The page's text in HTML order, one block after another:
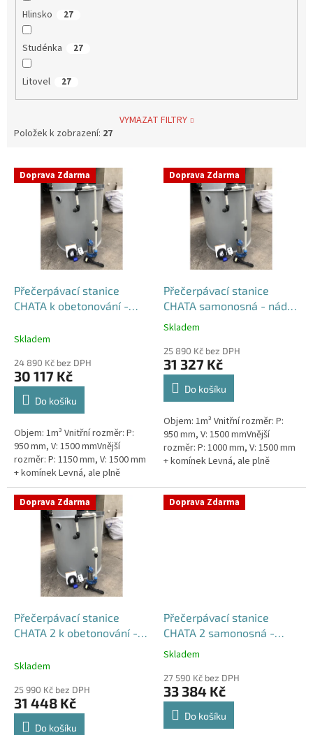
Hlinsko 27
Studénka 27
Litovel 27
VYMAZAT FILTRY
Položek k zobrazení: 27
V Doprava Zdarma
Přečerpávací stanice
CHATA k obetonování -
Skladem
24 890 Kč bez DPH
30 117 Kč
Do košíku
Objem: 1m³ Vnitřní rozměr: P:
950 mm, V: 1500 mmVnější
rozměr: P: 1150 mm, V: 1500 mm
+ komínek Levná, ale plně
funkční přečerpávací stanice
určená k chatám, zahradám,
sklepům,...
Doprava Zdarma
Přečerpávací stanice
CHATA samonosná - nádrž
1m3
Průměrné
produktu
je
5,0
hvězdiček.
Skladem
25 890 Kč bez DPH
31 327 Kč
Do košíku
Objem: 1m³ Vnitřní rozměr: P:
950 mm, V: 1500 mmVnější
rozměr: P: 1000 mm, V: 1500 mm
+ komínek Levná, ale plně
určená k chatám, zahradám,
sklepům,...
Doprava Zdarma
Přečerpávací stanice
CHATA 2 k obetonování -
Skladem
25 990 Kč bez DPH
31 448 Kč
Do košíku
Doprava Zdarma
Přečerpávací stanice
CHATA 2 samonosná -
nádrž 1,5m3
Průměrné
produktu
je
5,0
Skladem
27 590 Kč bez DPH
33 384 Kč
Do košíku